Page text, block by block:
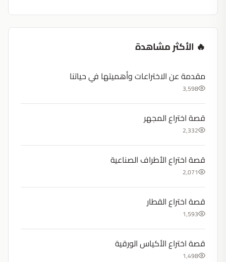
🔥 الأكثر مشاهدة
مقدمة عن الاختراعات وأهميتها في حياتنا
3,598
قصة اختراع المجهر
2,332
قصة اختراع الأطراف الصناعية
2,071
قصة اختراع القطار
1,593
قصة اختراع الأكياس الورقية
1,498